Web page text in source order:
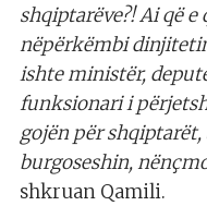
shqiptarëve?! Ai që e
nëpërkëmbi
ishte ministër,
funksionari i
gojën për
burgoseshin,
shkruan Qamili.